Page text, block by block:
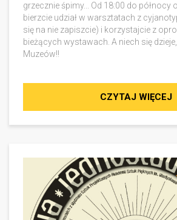
grzecznie śpimy... Od 18:00 do północy
bierzcie udział w warsztatach z
się na nie zapiszcie) i korzystajcie z
bieżących wystawach. A niech się
Muzeów!!
CZYTAJ WIĘCEJ